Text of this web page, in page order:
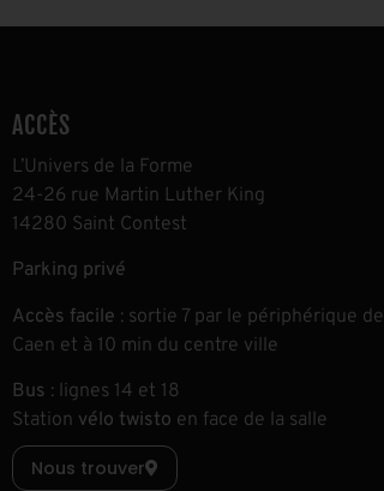
ACCÈS
L’Univers de la Forme
24-26 rue Martin Luther King
14280 Saint Contest
Parking privé
Accès facile : sortie 7 par le périphérique de
Caen et à 10 min du centre ville
Bus : lignes 14 et 18
Station vélo twisto en face de la salle
Nous trouver